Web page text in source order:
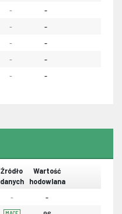
- -
- -
- -
- -
- -
Źródło
danych
Wartość
hodowlana
- -